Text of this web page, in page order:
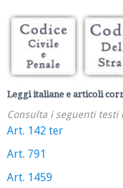
Leggi italiane e articoli
Consulta i seguenti
Art. 142 ter
Art. 791
Art. 1459